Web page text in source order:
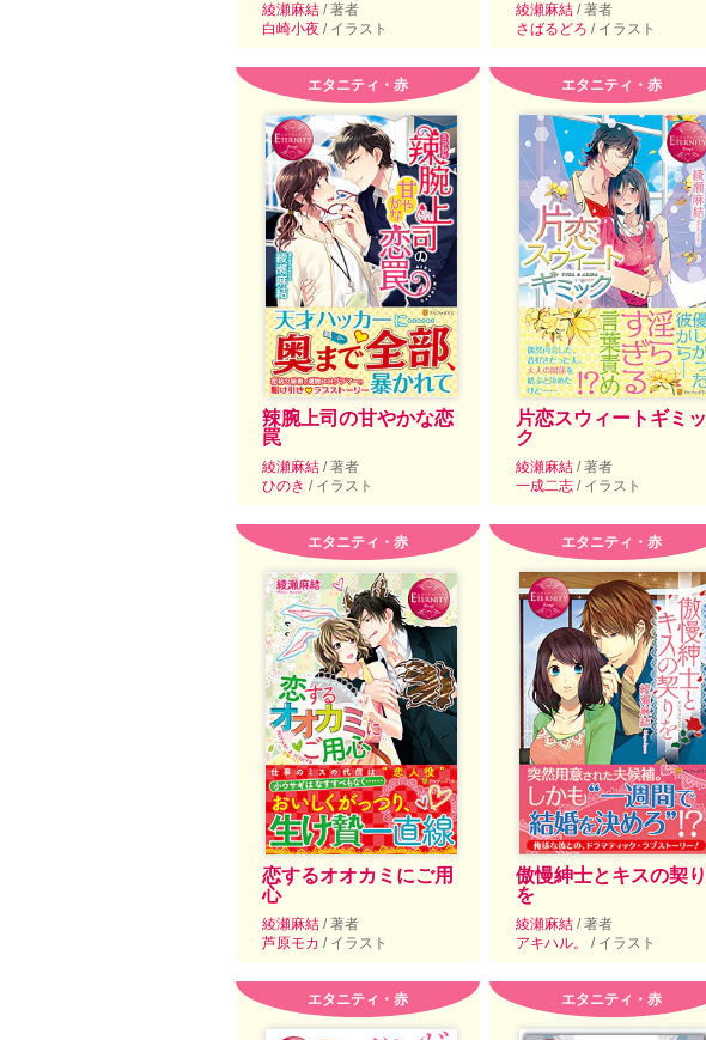
綾瀬麻結 / 著者
白崎小夜 / イラスト
綾瀬麻結 / 著者
さばるどろ / イラスト
エタニティ・赤
辣腕上司の甘やかな恋
罠
綾瀬麻結 / 著者
ひのき / イラスト
エタニティ・赤
片恋スウィートギミッ
ク
綾瀬麻結 / 著者
一成二志 / イラスト
エタニティ・赤
恋するオオカミにご用
心
綾瀬麻結 / 著者
芦原モカ / イラスト
エタニティ・赤
傲慢紳士とキスの契り
を
綾瀬麻結 / 著者
アキハル。 / イラスト
エタニティ・赤 エタニティ・赤